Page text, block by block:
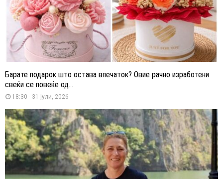
Барате подарок што остава впечаток? Овие рачно изработени
свеќи се повеќе од...
18:30 - 31 јули, 2026